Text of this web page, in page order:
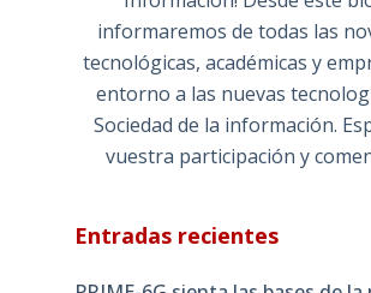
informaremos de todas las
tecnológicas, académicas y
entorno a las nuevas
Sociedad de la información.
vuestra participación y
Entradas recientes